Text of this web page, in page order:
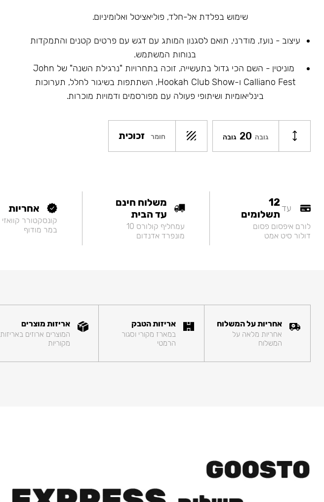
שימוש בפלדת אל-חלד, פוליאציטל ואלומיניום.
עיצוב - נועז, מודרני, תואם לסגנון המותג עם דגש עם פרטים קטנים והתמקדות
בנוחות המשתמש.
מוניטין - השם הכי גדול בתעשייה, זוכה בתחרויות "נרגילת השנה" של John
Calliano Fest ו-Hookah Club Show, השתתפות בשיגור לחלל, תערוכות
בינליאומיות ושיתופי פעולה עם מפורסמים ודמויות מוכרות.
גובה 20 גובה חומר זכוכית
עד12
תשלומים
לורם איפסום פסום
דולור סיט אמט
משלוח חינם
עד הבית
עמחליף קולורס 10
מונפרד אדנדום
אחריות
קונסקטורר קוואזי
במר מודוף
אחריות על המשלוח
אחריות מלאה על
המשלוח
אריזות הטבק
במארז מקורי וסגור
הרמטי
אריזות מוצרים
המוצרים ארוזים באריזות
מקוריות